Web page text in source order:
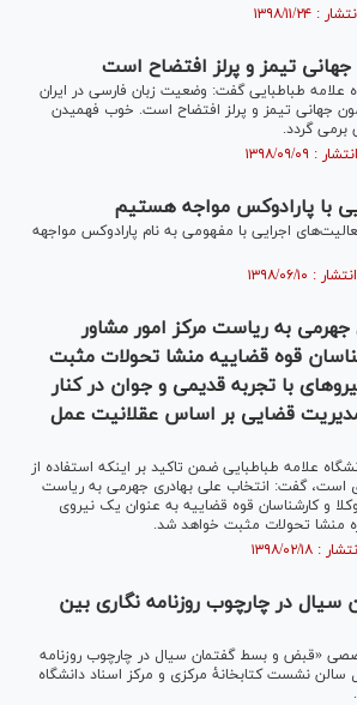
جهانی تیمز و پرلز افتضاح است
طباطبایی گفت: وضعیت زبان فارسی در ایران
جهانی تیمز و پرلز افتضاح است. خوب فهمیدن
برمی گردد.
با پارادوکس مواجه هستیم
اجرایی با مفهومی به نام پارادوکس مواجهه
به ریاست مرکز امور مشاور
قوه قضاییه منشا تحولات مثبت
با تجربه قدیمی و جوان در کنار
قضایی بر اساس عقلانیت عمل
علامه طباطبایی ضمن تاکید بر اینکه استفاده از
است، گفت: انتخاب علی بهادری جهرمی به ریاست
و کارشناسان قوه قضاییه به عنوان یک نیروی
منشا تحولات مثبت خواهد شد.
در چارچوب روزنامه نگاری بین
«قبض و بسط گفتمان سیال در چارچوب روزنامه
سالن نشست کتابخانۀ مرکزی و مرکز اسناد دانشگاه